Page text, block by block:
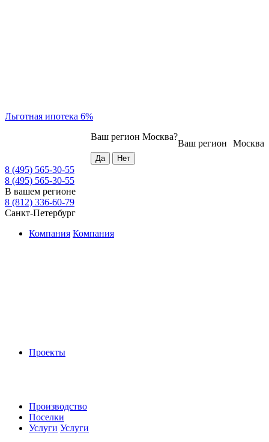
Льготная ипотека 6%
Москва
Ваш регион
Ваш регион Москва?
8 (495) 565-30-55
8 (495) 565-30-55
В вашем регионе
8 (812) 336-60-79
Санкт-Петербург
Компания Компания
Проекты
Производство
Поселки
Услуги Услуги